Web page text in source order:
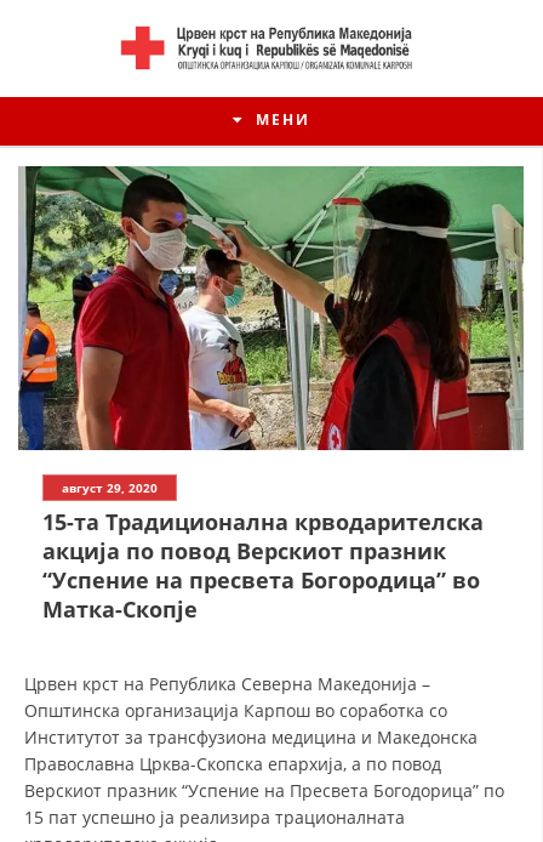
МЕНИ
ПРИРАЧНИЦИ
СТРАТЕГИИ
август 29, 2020
15-та Традиционална крводарителска
акција по повод Верскиот празник
“Успение на пресвета Богородица” во
Матка-Скопје
Црвен крст на Република Северна Македонија –
Општинска организација Карпош во соработка со
Институтот за трансфузиона медицина и Македонска
Православна Црква-Скопска епархија, а по повод
Верскиот празник “Успение на Пресвета Богодорица” по
15 пат успешно ја реализира трационалната